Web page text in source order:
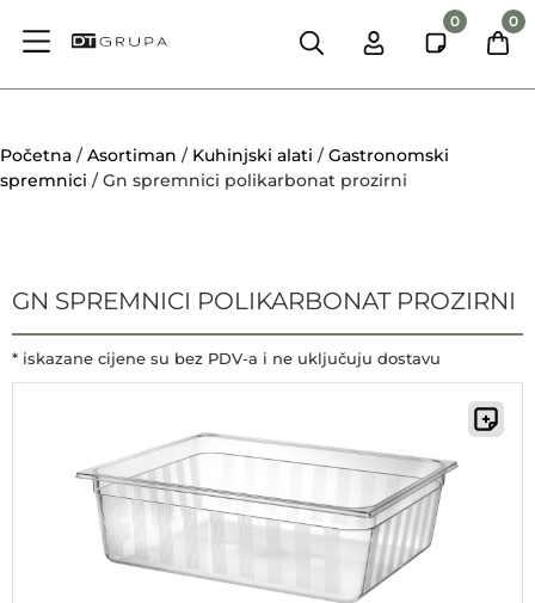
0 0
Početna /Asortiman / Kuhinjski alati /Gastronomski
spremnici / Gn spremnici polikarbonat prozirni
GN SPREMNICI POLIKARBONAT PROZIRNI
* iskazane cijene su bez PDV-a i ne uključuju dostavu